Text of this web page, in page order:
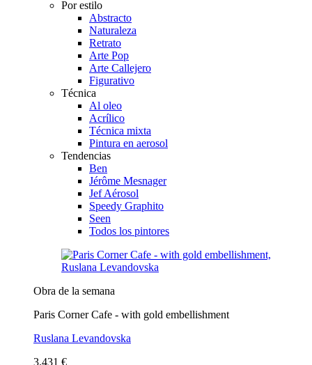
Por estilo
Abstracto
Naturaleza
Retrato
Arte Pop
Arte Callejero
Figurativo
Técnica
Al oleo
Acrílico
Técnica mixta
Pintura en aerosol
Tendencias
Ben
Jérôme Mesnager
Jef Aérosol
Speedy Graphito
Seen
Todos los pintores
Obra de la semana
Paris Corner Cafe - with gold embellishment
Ruslana Levandovska
3.431 €